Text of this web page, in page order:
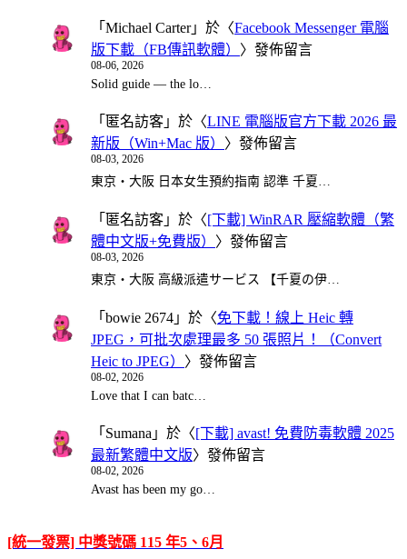
「 Michael Carter」於〈Facebook Messenger 電腦
版下載（FB傳訊軟體） 〉發佈留言
08-06, 2026
Solid guide — the lo…
「 匿名訪客 」於〈LINE 電腦版官方下載 2026 最
新版（Win+Mac 版） 〉發佈留言
08-03, 2026
東京・大阪 日本女生預約指南 認準 千夏…
「 匿名訪客 」於〈[下載] WinRAR 壓縮軟體（繁
體中文版+免費版） 〉發佈留言
08-03, 2026
東京・大阪 高級派遣サービス 【千夏の伊…
「 bowie 2674 」於〈免下載！線上 Heic 轉
JPEG，可批次處理最多 50 張照片！（Convert
Heic to JPEG） 〉發佈留言
08-02, 2026
Love that I can batc…
「 Sumana 」於〈[下載] avast! 免費防毒軟體 2025
最新繁體中文版〉發佈留言
08-02, 2026
Avast has been my go…
[統一發票] 中獎號碼 115 年5、6月